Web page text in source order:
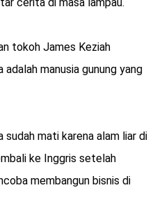
cerita di masa lampau.
tokoh James Keziah
adalah manusia gunung yang
mati karena alam liar di
ke Inggris setelah
membangun bisnis di